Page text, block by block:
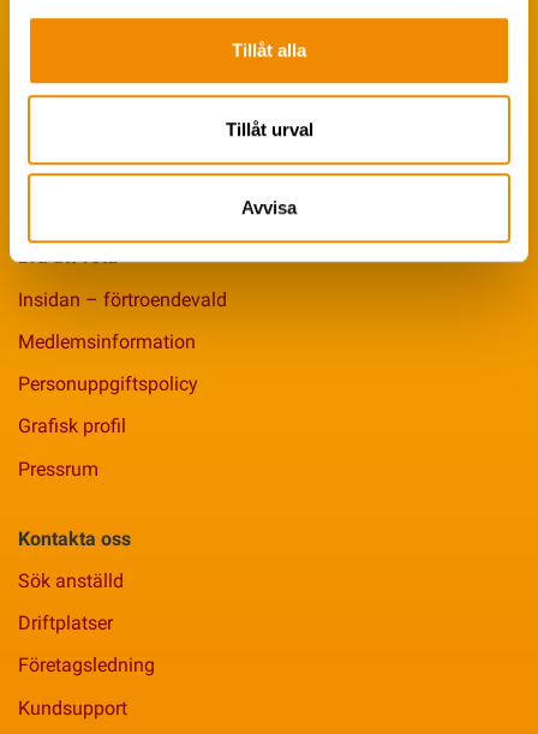
Tillåt alla
Tillåt urval
Avvisa
Avelsstrategi
Koklippning
Bra att veta
Insidan – förtroendevald
Medlemsinformation
Personuppgiftspolicy
Grafisk profil
Pressrum
Kontakta oss
Sök anställd
Driftplatser
Företagsledning
Kundsupport